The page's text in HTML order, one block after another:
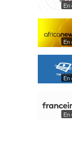
En
En
En
En